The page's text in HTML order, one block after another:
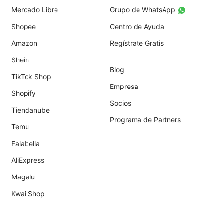
Mercado Libre
Shopee
Amazon
Shein
TikTok Shop
Shopify
Tiendanube
Temu
Falabella
AliExpress
Magalu
Kwai Shop
Grupo de WhatsApp
Centro de Ayuda
Regístrate Gratis
Blog
Empresa
Socios
Programa de Partners